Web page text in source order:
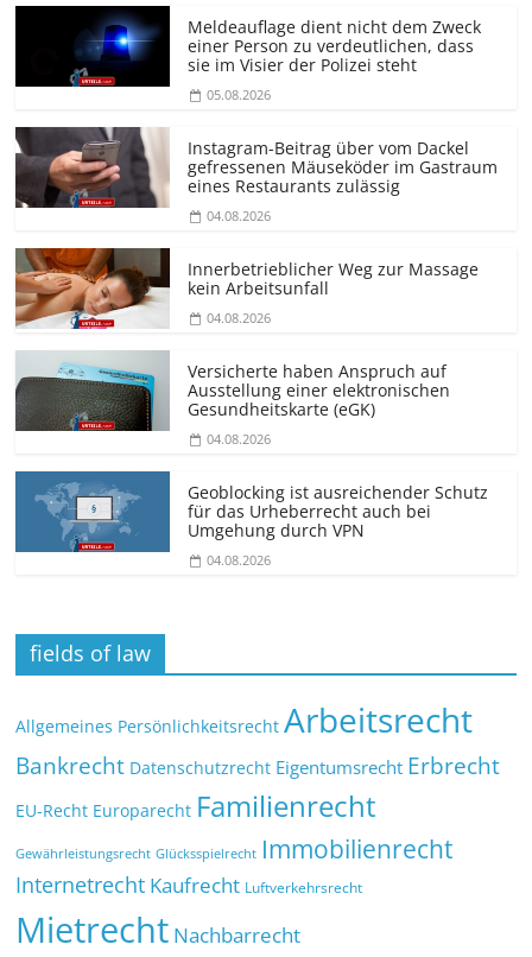
Meldeauflage dient nicht dem Zweck
einer Person zu verdeutlichen, dass
sie im Visier der Polizei steht
05.08.2026
Instagram-Beitrag über vom Dackel
gefressenen Mäuseköder im Gastraum
eines Restaurants zulässig
04.08.2026
Innerbetrieblicher Weg zur Massage
kein Arbeitsunfall
04.08.2026
Versicherte haben Anspruch auf
Ausstellung einer elektronischen
Gesundheitskarte (eGK)
04.08.2026
Geoblocking ist ausreichender Schutz
für das Urheberrecht auch bei
Umgehung durch VPN
04.08.2026
fields of law
Allgemeines Persönlichkeitsrecht Arbeitsrecht
Bankrecht Datenschutzrecht Eigentumsrecht Erbrecht
EU-Recht Europarecht Familienrecht
Gewährleistungsrecht Glücksspielrecht Immobilienrecht
Internetrecht Kaufrecht Luftverkehrsrecht
Mietrecht Nachbarrecht